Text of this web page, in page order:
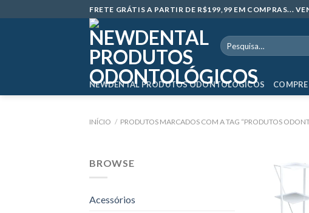
to
FRETE GRÁTIS A PARTIR DE R$199,99 EM COMPRAS...
Pesquisar
por:
NEWDENTAL PRODUTOS ODONTOLÓGICOS
INÍCIO / PRODUTOS MARCADOS COM A TAG “PRODUTOS
BROWSE
Acessórios